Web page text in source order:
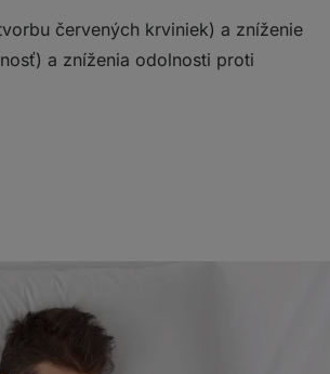
červených krviniek) a zníženie
a zníženia odolnosti proti